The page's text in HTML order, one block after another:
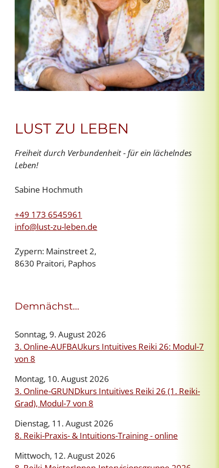
LUST ZU LEBEN
Freiheit durch Verbundenheit - für ein lächelndes
Leben!
Sabine Hochmuth
+49 173 6545961
info@lust-zu-leben.de
Zypern: Mainstreet 2,
8630 Praitori, Paphos
Demnächst…
Sonntag, 9. August 2026
3. Online-AUFBAUkurs Intuitives Reiki 26: Modul-7
von 8
Montag, 10. August 2026
3. Online-GRUNDkurs Intuitives Reiki 26 (1. Reiki-
Grad), Modul-7 von 8
Dienstag, 11. August 2026
8. Reiki-Praxis- & Intuitions-Training - online
Mittwoch, 12. August 2026